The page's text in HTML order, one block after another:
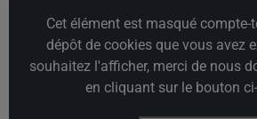
Cet élément est masqué compte-
dépôt de cookies que vous avez
souhaitez l'afficher, merci de nous
en cliquant sur le bouton